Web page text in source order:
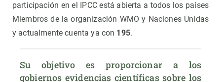
participación en el IPCC está abierta a todos los países
Miembros de la organización WMO y Naciones Unidas
y actualmente cuenta ya con 195.
Su objetivo es proporcionar a los
gobiernos evidencias científicas sobre los